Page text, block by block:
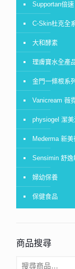
Supportan倍速
C-Skin杜克全
大和酵素
理膚寶水全產
金門一條根系列
Vanicream 薇
physiogel 潔
Mederma 新
Sensimin 舒逸
婦幼保養
保健食品
商品搜尋